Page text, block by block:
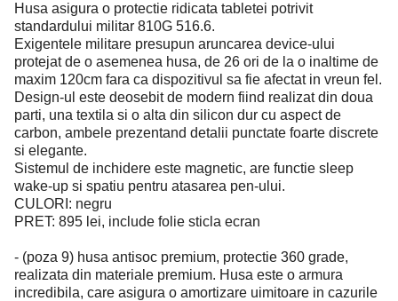
Husa asigura o protectie ridicata tabletei potrivit
standardului militar 810G 516.6.
Exigentele militare presupun aruncarea device-ului
protejat de o asemenea husa, de 26 ori de la o inaltime de
maxim 120cm fara ca dispozitivul sa fie afectat in vreun fel.
Design-ul este deosebit de modern fiind realizat din doua
parti, una textila si o alta din silicon dur cu aspect de
carbon, ambele prezentand detalii punctate foarte discrete
si elegante.
Sistemul de inchidere este magnetic, are functie sleep
wake-up si spatiu pentru atasarea pen-ului.
CULORI: negru
PRET: 895 lei, include folie sticla ecran
- (poza 9) husa antisoc premium, protectie 360 grade,
realizata din materiale premium. Husa este o armura
incredibila, care asigura o amortizare uimitoare in cazurile